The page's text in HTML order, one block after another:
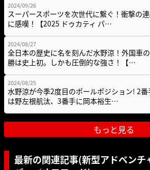
2024/09/26
スーパースポーツを次世代に繋ぐ！衝撃の
に感嘆！【2025 ドゥカティ パ…
2024/08/27
全日本の歴史に名を刻んだ水野涼！外国車
勝は史上初。しかも圧倒的な強さ！【…
2024/08/25
水野涼が今季2度目のポールポジション! 2番
は野左根航汰、3番手に岡本裕生…
もっと見る
最新の関連記事(新型アドベンチ